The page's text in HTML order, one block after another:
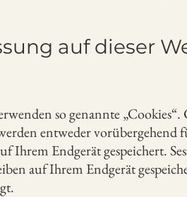
auf dieser
so genannte
entweder
Ihrem Endgerät gespeichert.
auf Ihrem Endgerät